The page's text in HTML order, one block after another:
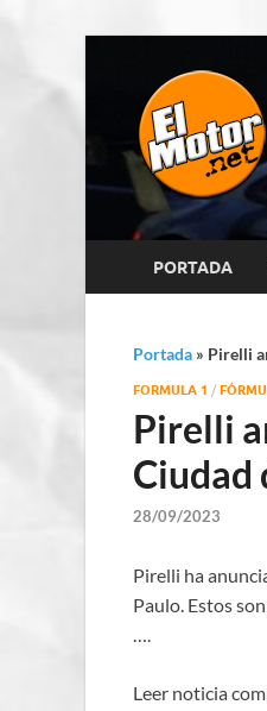
PORTADA
Portada » Pirelli
FORMULA 1 /
Pirelli
Ciudad
28/09/2023
Pirelli ha
Paulo. Estos
….
Leer noticia